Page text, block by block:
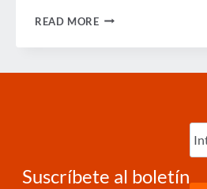
READ MOREALERTA:
Suscríbete al boletín